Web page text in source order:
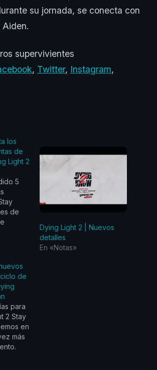
su jornada, se conecta con
supervivientes
, Twitter, Instagram,
los
de
Light 2
5
de
28 de
de
2
Dying Light 2 | Nuevos
detalles
En «Notas»
de
para
2 Stay
en
más